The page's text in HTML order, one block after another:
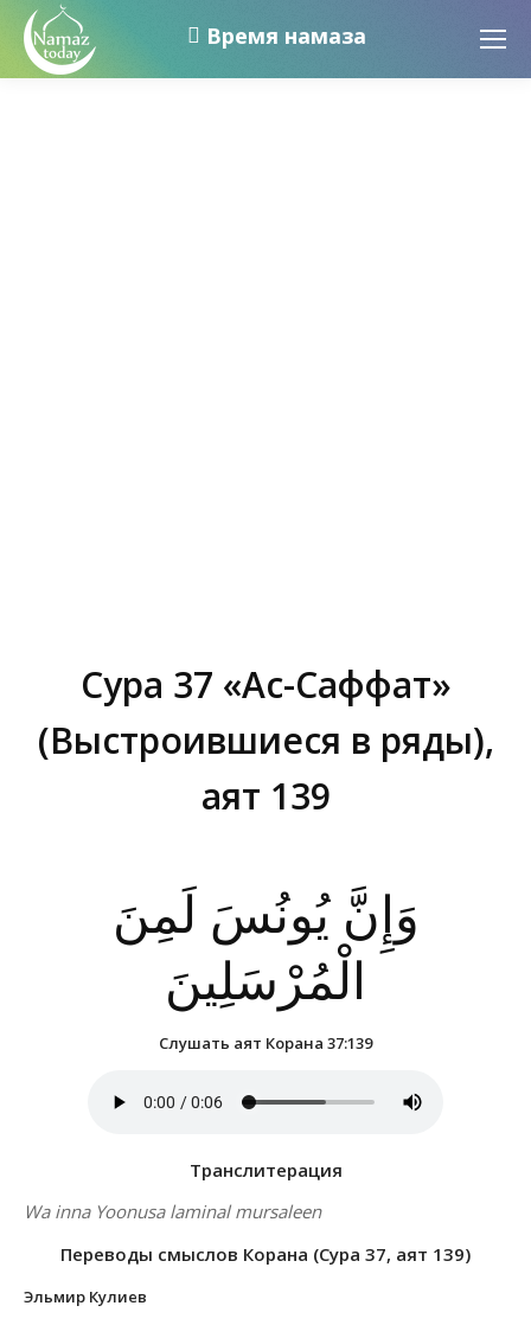
Время намаза
Сура 37 «Ас-Саффат»
(Выстроившиеся в ряды),
аят 139
وَإِنَّ يُونُسَ لَمِنَ
الْمُرْسَلِينَ
Слушать аят Корана 37:139
Транслитерация
Wa inna Yoonusa laminal mursaleen
Переводы смыслов Корана (Сура 37, аят 139)
Эльмир Кулиев